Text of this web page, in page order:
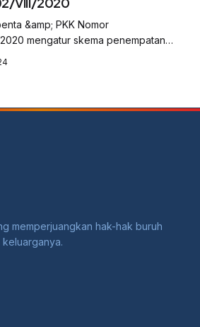
&amp; PKK Nomor
mengatur skema penempatan
bagi penempatan P...
memperjuangkan hak-hak buruh